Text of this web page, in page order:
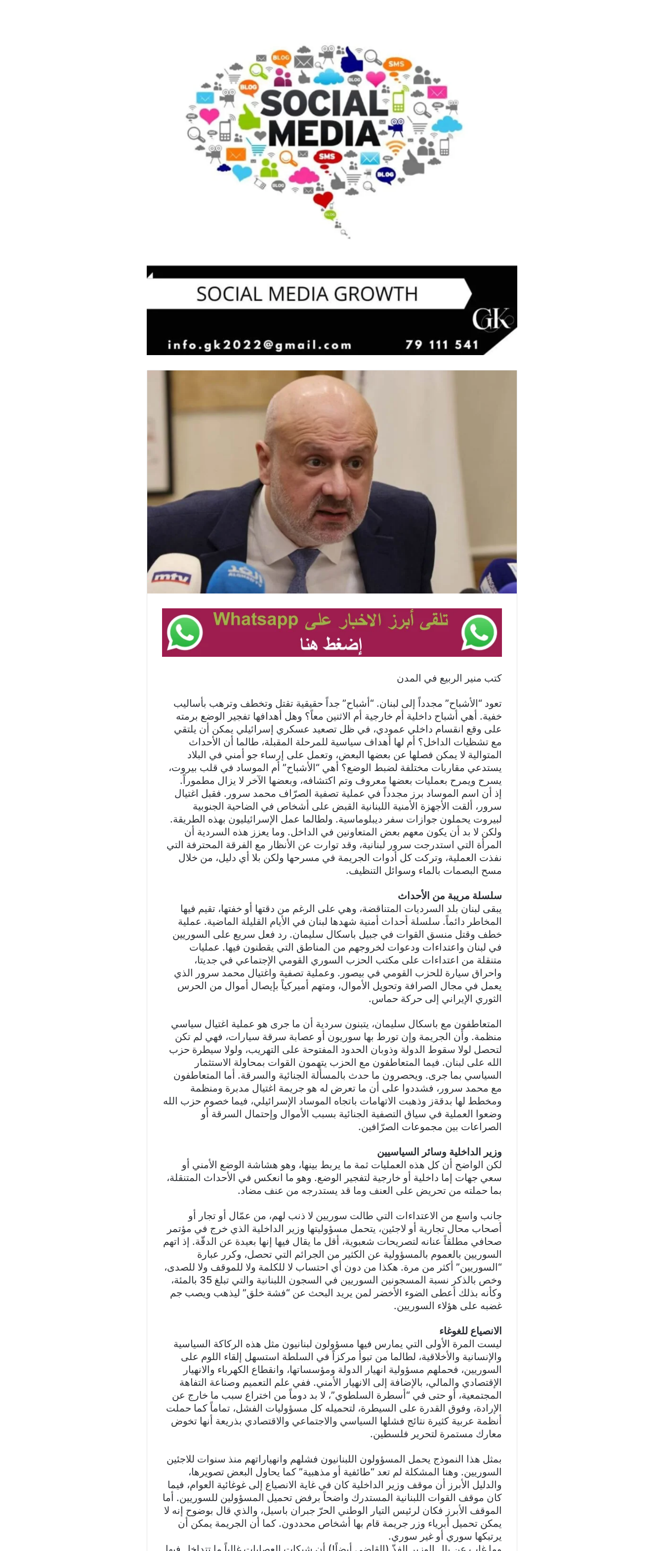
كتب منير الربيع في المدن
تعود “الأشباح” مجدداً إلى لبنان. “أشباح” جداً حقيقية تقتل وتخطف وترهب بأساليب
خفية. أهي أشباح داخلية أم خارجية أم الاثنين معاً؟ وهل أهدافها تفجير الوضع برمته
على وقع انقسام داخلي عمودي، في ظل تصعيد عسكري إسرائيلي يمكن أن يلتقي
مع تشظيات الداخل؟ أم لها أهداف سياسية للمرحلة المقبلة، طالما أن الأحداث
المتوالية لا يمكن فصلها عن بعضها البعض، وتعمل على إرساء جو أمني في البلاد
يستدعي مقاربات مختلفة لضبط الوضع؟ أهي “الأشباح” أم الموساد في قلب بيروت،
يسرح ويمرح بعمليات بعضها معروف وتم اكتشافه، وبعضها الآخر لا يزال مطموراً.
إذ أن اسم الموساد برز مجدداً في عملية تصفية الصرّاف محمد سرور. فقبل اغتيال
سرور، ألقت الأجهزة الأمنية اللبنانية القبض على أشخاص في الضاحية الجنوبية
لبيروت يحملون جوازات سفر ديبلوماسية. ولطالما عمل الإسرائيليون بهذه الطريقة.
ولكن لا بد أن يكون معهم بعض المتعاونين في الداخل. وما يعزز هذه السردية أن
المرأة التي استدرجت سرور لبنانية، وقد توارت عن الأنظار مع الفرقة المحترفة التي
نفذت العملية، وتركت كل أدوات الجريمة في مسرحها ولكن بلا أي دليل، من خلال
مسح البصمات بالماء وسوائل التنظيف.
سلسلة مريبة من الأحداث
يبقى لبنان بلد السرديات المتناقضة، وهي على الرغم من دقتها أو خفتها، تقيم فيها
المخاطر دائماً. سلسلة أحداث أمنية شهدها لبنان في الأيام القليلة الماضية. عملية
خطف وقتل منسق القوات في جبيل باسكال سليمان. رد فعل سريع على السوريين
في لبنان واعتداءات ودعوات لخروجهم من المناطق التي يقطنون فيها. عمليات
متنقلة من اعتداءات على مكتب الحزب السوري القومي الإجتماعي في جديتا،
واحراق سيارة للحزب القومي في بيصور. وعملية تصفية واغتيال محمد سرور الذي
يعمل في مجال الصرافة وتحويل الأموال، ومتهم أميركياً بإيصال أموال من الحرس
الثوري الإيراني إلى حركة حماس.
المتعاطفون مع باسكال سليمان، يتبنون سردية أن ما جرى هو عملية اغتيال سياسي
منظمة. وأن الجريمة وإن تورط بها سوريون أو عصابة سرقة سيارات، فهي لم تكن
لتحصل لولا سقوط الدولة وذوبان الحدود المفتوحة على التهريب، ولولا سيطرة حزب
الله على لبنان. فيما المتعاطفون مع الحزب يتهمون القوات بمحاولة الاستثمار
السياسي بما جرى. ويحصرون ما حدث بالمسألة الجنائية والسرقة. أما المتعاطفون
مع محمد سرور، فشددوا على أن ما تعرض له هو جريمة اغتيال مدبرة ومنظمة
ومخطط لها بدقةز وذهبت الاتهامات باتجاه الموساد الإسرائيلي، فيما خصوم حزب الله
وضعوا العملية في سياق التصفية الجنائية بسبب الأموال وإحتمال السرقة أو
الصراعات بين مجموعات الصرّافين.
وزير الداخلية وسائر السياسيين
لكن الواضح أن كل هذه العمليات ثمة ما يربط بينها، وهو هشاشة الوضع الأمني أو
سعي جهات إما داخلية أو خارجية لتفجير الوضع. وهو ما انعكس في الأحداث المتنقلة،
بما حملته من تحريض على العنف وما قد يستدرجه من عنف مضاد.
جانب واسع من الاعتداءات التي طالت سوريين لا ذنب لهم، من عمّال أو تجار أو
أصحاب محال تجارية أو لاجئين، يتحمل مسؤوليتها وزير الداخلية الذي خرج في مؤتمر
صحافي مطلقاً عنانه لتصريحات شعبوية، أقل ما يقال فيها إنها بعيدة عن الدقّة. إذ اتهم
السوريين بالعموم بالمسؤولية عن الكثير من الجرائم التي تحصل، وكرر عبارة
“السوريين” أكثر من مرة. هكذا من دون أي احتساب لا للكلمة ولا للموقف ولا للصدى،
وخص بالذكر نسبة المسجونين السوريين في السجون اللبنانية والتي تبلغ 35 بالمئة،
وكأنه بذلك أعطى الضوء الأخضر لمن يريد البحث عن “فشة خلق” ليذهب ويصب جم
غضبه على هؤلاء السوريين.
الانصياع للغوغاء
ليست المرة الأولى التي يمارس فيها مسؤولون لبنانيون مثل هذه الركاكة السياسية
والإنسانية والأخلاقية، لطالما من تبوأ مركزاً في السلطة استسهل إلقاء اللوم على
السوريين، فحملهم مسؤولية انهيار الدولة ومؤسساتها، وانقطاع الكهرباء والانهيار
الإقتصادي والمالي، بالإضافة إلى الانهيار الأمني. ففي علم التعميم وصناعة التفاهة
المجتمعية، أو حتى في “أسطرة السلطوي”، لا بد دوماً من اختراع سبب ما خارج عن
الإرادة، وفوق القدرة على السيطرة، لتحميله كل مسؤوليات الفشل، تماماً كما حملت
أنظمة عربية كثيرة نتائج فشلها السياسي والاجتماعي والاقتصادي بذريعة أنها تخوض
معارك مستمرة لتحرير فلسطين.
بمثل هذا النموذج يحمل المسؤولون اللبنانيون فشلهم وانهياراتهم منذ سنوات للاجئين
السوريين. وهنا المشكلة لم تعد “طائفية أو مذهبية” كما يحاول البعض تصويرها،
والدليل الأبرز أن موقف وزير الداخلية كان في غاية الانصياع إلى غوغائية العوام، فيما
كان موقف القوات اللبنانية المستدرك واضحاً برفض تحميل المسؤولين للسوريين. أما
الموقف الأبرز فكان لرئيس التيار الوطني الحرّ جبران باسيل، والذي قال بوضوح إنه لا
يمكن تحميل أبرياء وزر جريمة قام بها أشخاص محددون. كما أن الجريمة يمكن أن
يرتبكها سوري أو غير سوري.